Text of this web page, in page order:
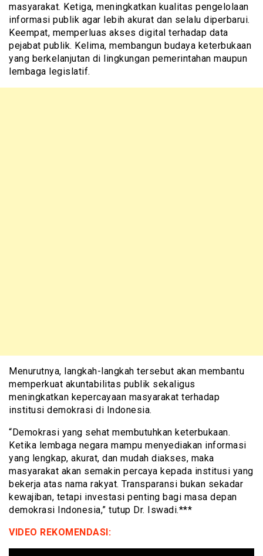
masyarakat. Ketiga, meningkatkan kualitas pengelolaan
informasi publik agar lebih akurat dan selalu diperbarui.
Keempat, memperluas akses digital terhadap data
pejabat publik. Kelima, membangun budaya keterbukaan
yang berkelanjutan di lingkungan pemerintahan maupun
lembaga legislatif.
Menurutnya, langkah-langkah tersebut akan membantu
memperkuat akuntabilitas publik sekaligus
meningkatkan kepercayaan masyarakat terhadap
institusi demokrasi di Indonesia.
“Demokrasi yang sehat membutuhkan keterbukaan.
Ketika lembaga negara mampu menyediakan informasi
yang lengkap, akurat, dan mudah diakses, maka
masyarakat akan semakin percaya kepada institusi yang
bekerja atas nama rakyat. Transparansi bukan sekadar
kewajiban, tetapi investasi penting bagi masa depan
demokrasi Indonesia,” tutup Dr. Iswadi.***
VIDEO REKOMENDASI: